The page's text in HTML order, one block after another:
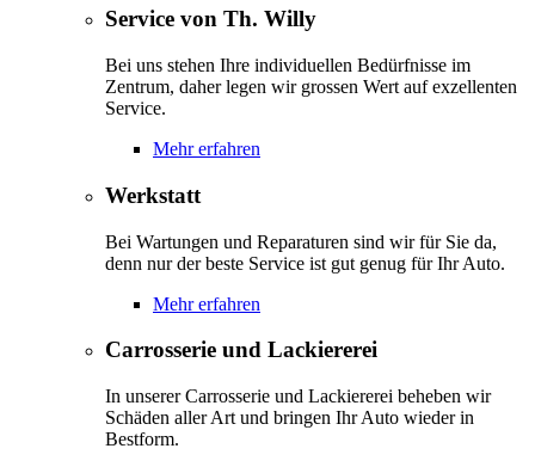
Service von Th. Willy
Bei uns stehen Ihre individuellen Bedürfnisse im
Zentrum, daher legen wir grossen Wert auf exzellenten
Service.
Mehr erfahren
Werkstatt
Bei Wartungen und Reparaturen sind wir für Sie da,
denn nur der beste Service ist gut genug für Ihr Auto.
Mehr erfahren
Carrosserie und Lackiererei
In unserer Carrosserie und Lackiererei beheben wir
Schäden aller Art und bringen Ihr Auto wieder in
Bestform.